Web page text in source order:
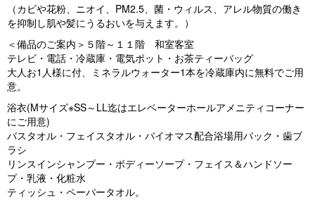
s
（カビや花粉、ニオイ、PM2.5、菌・ウィルス、アレル物質の働き
を抑制し肌や髪にうるおいを与えます。）
＜備品のご案内＞５階～１１階 和室客室
テレビ・電話・冷蔵庫・電気ポット・お茶ティーバッグ
大人お1人様に付、ミネラルウォーター1本を冷蔵庫内に無料でご用
意。
浴衣(Mサイズ※SS～LL迄はエレベーターホールアメニティコーナー
にご用意)
バスタオル・フェイスタオル・バイオマス配合浴場用バック・歯ブ
ラシ
リンスインシャンプー・ボディーソープ・フェイス＆ハンドソー
プ・乳液・化粧水
ティッシュ・ペーパータオル。